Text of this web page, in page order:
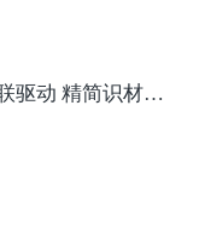
2025年“双联驱动 精简识材”金相实验技术讲座